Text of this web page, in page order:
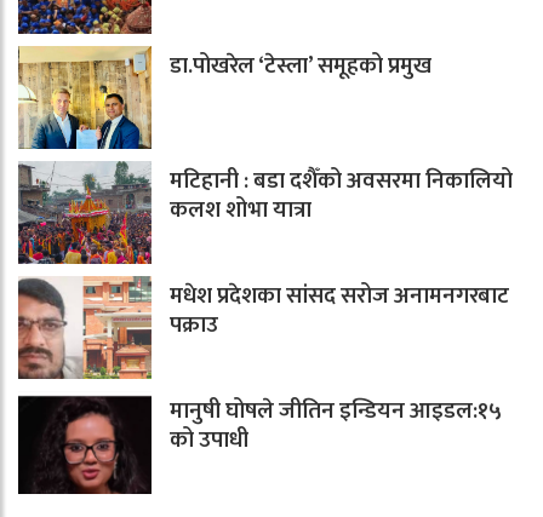
डा.पोखरेल ‘टेस्ला’ समूहको प्रमुख
मटिहानी : बडा दशैँको अवसरमा निकालियो
कलश शोभा यात्रा
मधेश प्रदेशका सांसद सरोज अनामनगरबाट
पक्राउ
मानुषी घोषले जीतिन इन्डियन आइडल:१५
को उपाधी